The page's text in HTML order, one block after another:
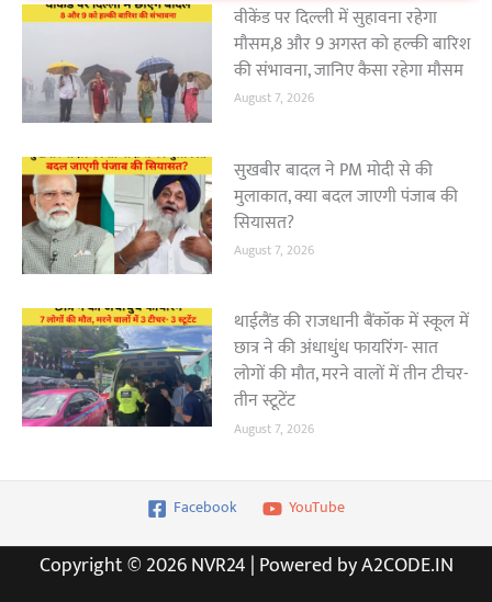
वीकेंड पर दिल्ली में सुहावना रहेगा
मौसम,8 और 9 अगस्त को हल्की बारिश
की संभावना, जानिए कैसा रहेगा मौसम
August 7, 2026
सुखबीर बादल ने PM मोदी से की
मुलाकात, क्या बदल जाएगी पंजाब की
सियासत?
August 7, 2026
थाईलैंड की राजधानी बैंकॉक में स्कूल में
छात्र ने की अंधाधुंध फायरिंग- सात
लोगों की मौत, मरने वालों में तीन टीचर-
तीन स्टूटेंट
August 7, 2026
Facebook YouTube
Copyright © 2026 NVR24 | Powered by A2CODE.IN